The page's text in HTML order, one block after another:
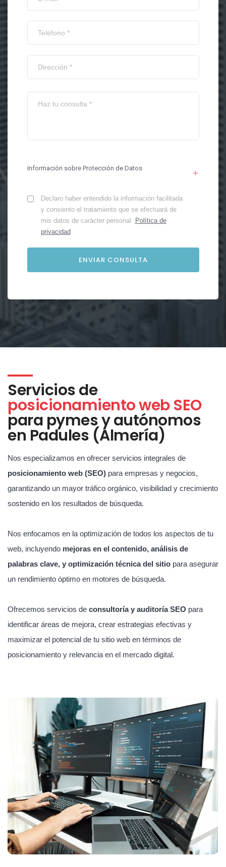
Información sobre Protección de Datos
Declaro haber entendido la información facilitada
y consiento el tratamiento que se efectuará de
mis datos de carácter personal. Política de
privacidad.
Servicios de
posicionamiento web SEO
para pymes y autónomos
en Padules (Almería)
Nos especializamos en ofrecer servicios integrales de
posicionamiento web (SEO) para empresas y negocios,
garantizando un mayor tráfico orgánico, visibilidad y crecimiento
sostenido en los resultados de búsqueda.
Nos enfocamos en la optimización de todos los aspectos de tu
web, incluyendo mejoras en el contenido, análisis de
palabras clave, y optimización técnica del sitio para asegurar
un rendimiento óptimo en motores de búsqueda.
Ofrecemos servicios de consultoría y auditoría SEO para
identificar áreas de mejora, crear estrategias efectivas y
maximizar el potencial de tu sitio web en términos de
posicionamiento y relevancia en el mercado digital.